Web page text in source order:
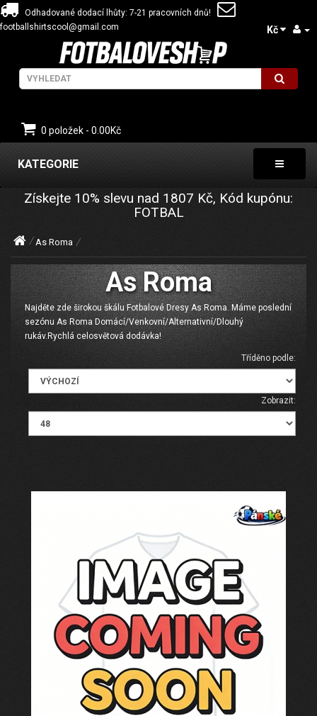
Odhadované dodací lhůty: 7-21 pracovních dnů!
footballshirtscool@gmail.com
Kč
0 položek - 0.00Kč
KATEGORIE
Získejte 10% slevu nad 1807 Kč, Kód kupónu:
FOTBAL
As Roma
As Roma
Najděte zde širokou škálu Fotbalové Dresy As Roma. Máme poslední
sezónu As Roma Domácí/Venkovní/Alternativní/Dlouhý
rukáv.Rychlá celosvětová dodávka!
Tříděno podle:
Zobrazit: